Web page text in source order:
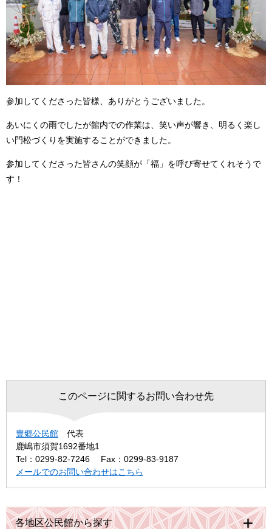
参加してくださった皆様、ありがとうございました。
あいにくの雨でしたが館内での作業は、笑い声が響き、明るく楽し
い門松づくりを実施することができました。
参加してくださった皆さんの笑顔が「福」を呼び寄せてくれそうで
す！
このページに関するお問い合わせ先
豊郷公民館
代表
鹿嶋市須賀1692番地1
Tel：0299-82-7246
Fax：0299-83-9187
メールでのお問い合わせはこちら
各地区公民館から探す